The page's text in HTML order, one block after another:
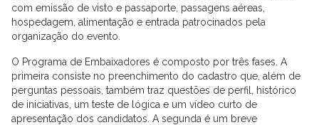
com emissão de visto e passaporte, passagens aéreas,
hospedagem, alimentação e entrada patrocinados pela
organização do evento.
O Programa de Embaixadores é composto por três fases. A
primeira consiste no preenchimento do cadastro que, além de
perguntas pessoais, também traz questões de perfil, histórico
de iniciativas, um teste de lógica e um vídeo curto de
apresentação dos candidatos. A segunda é um breve